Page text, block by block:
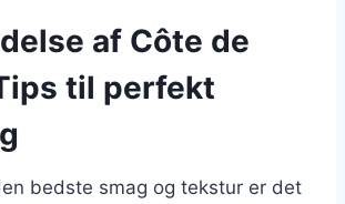
af Côte de
til perfekt
bedste smag og tekstur er det